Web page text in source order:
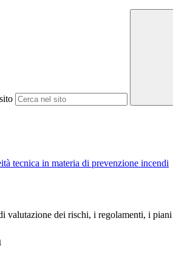
tecnica in materia di prevenzione incendi
valutazione dei rischi, i regolamenti, i